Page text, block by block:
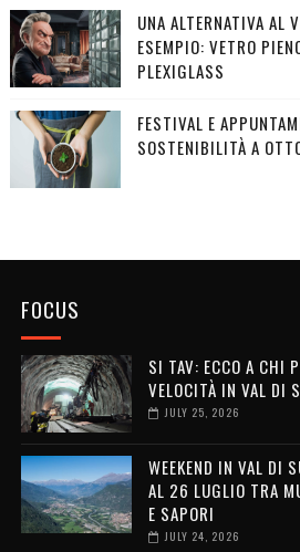
UNA ALTERNATIVA AL
ESEMPIO: VETRO
PLEXIGLASS
FESTIVAL E
SOSTENIBILITÀ A
FOCUS
SI TAV: ECCO A CHI
VELOCITÀ IN VAL DI
JULY 25, 2026
WEEKEND IN VAL DI
AL 26 LUGLIO TRA
E SAPORI
JULY 24, 2026